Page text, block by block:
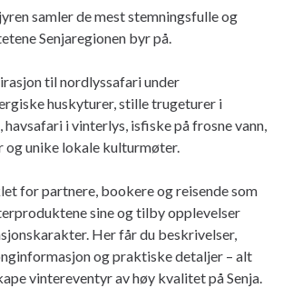
samler de mest stemningsfulle og
Senjaregionen byr på.
til nordlyssafari under
huskyturer, stille trugeturer i
i vinterlys, isfiske på frosne vann,
og unike lokale kulturmøter.
for partnere, bookere og reisende som
sine og tilby opplevelser
Her får du beskrivelser,
og praktiske detaljer – alt
vintereventyr av høy kvalitet på Senja.